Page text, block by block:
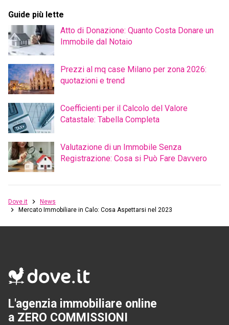
Guide più lette
Atto di Donazione: Quanto Costa Donare un
Immobile dal Notaio
Prezzi al mq case Milano per zona 2026:
quotazioni e trend
Coefficienti per il Calcolo del Valore
Catastale: Tabella Completa
Valutazione di un Immobile Senza
Registrazione: Cosa si Può Fare Davvero
Dove.it
News
Mercato Immobiliare in Calo: Cosa Aspettarsi nel 2023
L'agenzia immobiliare online
a ZERO COMMISSIONI